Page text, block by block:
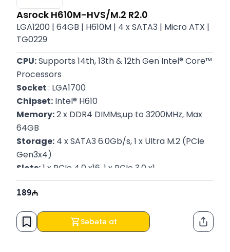
Asrock H610M-HVS/M.2 R2.0
LGA1200​​​​​​​ | 64GB | H610M | 4 x SATA3 | Micro ATX |
TG0229
CPU: Supports 14th, 13th & 12th Gen Intel® Core™
Processors
Socket : LGA1700
Chipset: Intel® H610
Memory: 2 x DDR4 DIMMs,up to 3200MHz, Max
64GB
Storage: 4 x SATA3 6.0Gb/s, 1 x Ultra M.2 (PCIe
Gen3x4)
Slots: 1 x PCIe 4.0 x16, 1 x PCIe 3.0 x1
Ethernet: Realtek Gigabit LAN
Form Factor:
189
Səbətə at